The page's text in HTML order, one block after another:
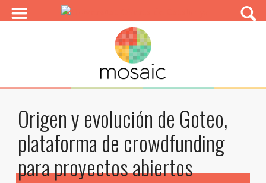
Origen y evolución de Goteo,
plataforma de crowdfunding
para proyectos abiertos